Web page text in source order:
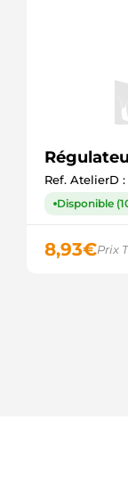
Ref. AtelierD :
Disponible
8,93€Prix